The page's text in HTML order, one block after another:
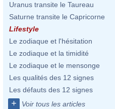
Uranus transite le Taureau
Saturne transite le Capricorne
Lifestyle
Le zodiaque et l'hésitation
Le zodiaque et la timidité
Le zodiaque et le mensonge
Les qualités des 12 signes
Les défauts des 12 signes
+ Voir tous les articles